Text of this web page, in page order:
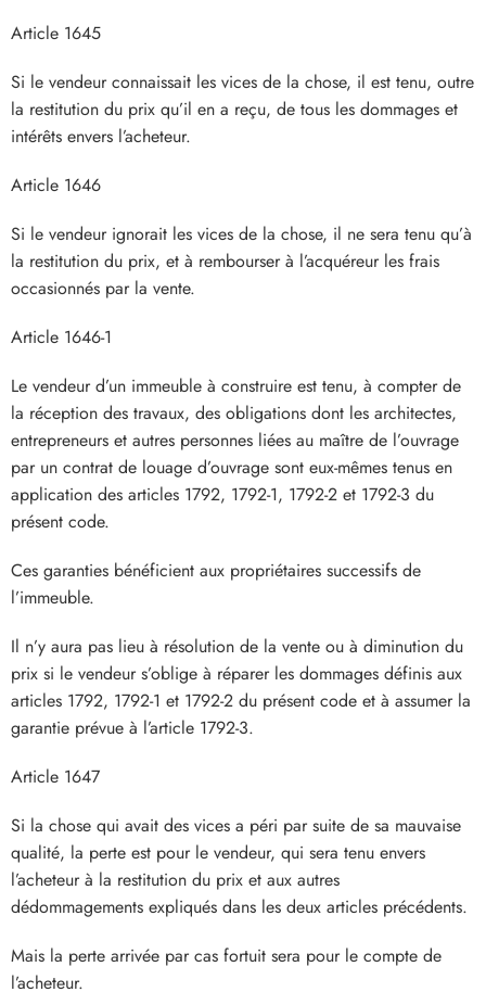
Article 1645
Si le vendeur connaissait les vices de la chose, il est tenu, outre
la restitution du prix qu’il en a reçu, de tous les dommages et
intérêts envers l’acheteur.
Article 1646
Si le vendeur ignorait les vices de la chose, il ne sera tenu qu’à
la restitution du prix, et à rembourser à l’acquéreur les frais
occasionnés par la vente.
Article 1646-1
Le vendeur d’un immeuble à construire est tenu, à compter de
la réception des travaux, des obligations dont les architectes,
entrepreneurs et autres personnes liées au maître de l’ouvrage
par un contrat de louage d’ouvrage sont eux-mêmes tenus en
application des articles 1792, 1792-1, 1792-2 et 1792-3 du
présent code.
Ces garanties bénéficient aux propriétaires successifs de
l’immeuble.
Il n’y aura pas lieu à résolution de la vente ou à diminution du
prix si le vendeur s’oblige à réparer les dommages définis aux
articles 1792, 1792-1 et 1792-2 du présent code et à assumer la
garantie prévue à l’article 1792-3.
Article 1647
Si la chose qui avait des vices a péri par suite de sa mauvaise
qualité, la perte est pour le vendeur, qui sera tenu envers
l’acheteur à la restitution du prix et aux autres
dédommagements expliqués dans les deux articles précédents.
Mais la perte arrivée par cas fortuit sera pour le compte de
l’acheteur.